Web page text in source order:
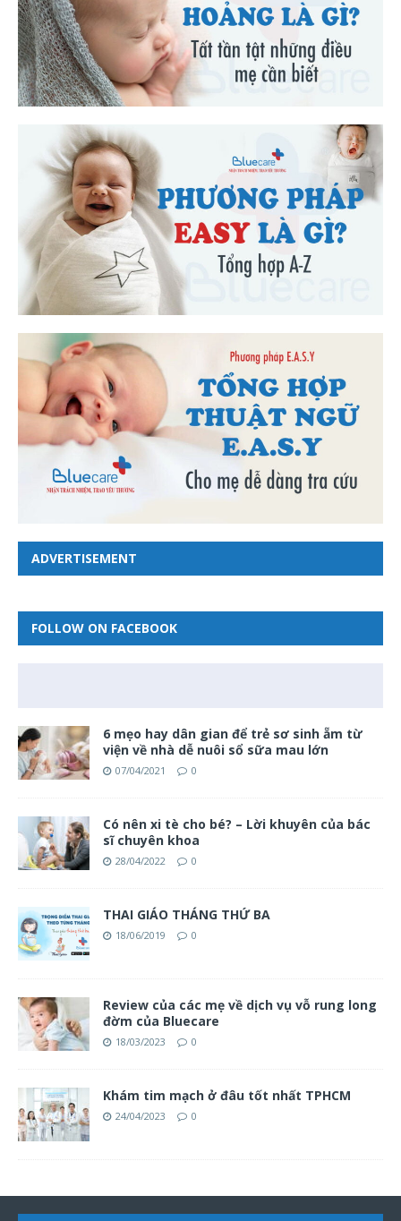
ADVERTISEMENT
FOLLOW ON FACEBOOK
6 mẹo hay dân gian để trẻ sơ sinh ẵm từ
viện về nhà dễ nuôi sổ sữa mau lớn
07/04/2021 0
Có nên xi tè cho bé? – Lời khuyên của bác
sĩ chuyên khoa
28/04/2022 0
THAI GIÁO THÁNG THỨ BA
18/06/2019 0
Review của các mẹ về dịch vụ vỗ rung long
đờm của Bluecare
18/03/2023 0
Khám tim mạch ở đâu tốt nhất TPHCM
24/04/2023 0